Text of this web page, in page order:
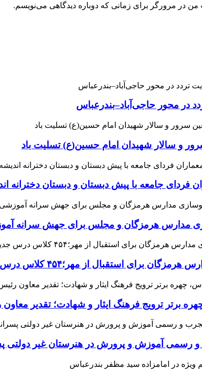
من در مرورگر برای زمانی که دوباره دیدگاهی می‌نویسم.
در محور حاجی‌آباد–بندرعباس
و سالار شهیدان امام حسین(ع) تسلیت باد
فردای جامعه با پیش دبستان و دبستان دخترانه
هرمزگان و مجلس برای جهش سرانه آموزشی شرق استان/
از مهر؛۴۵۴ کلاس درس جدید به فضای آموزشی استان افزوده می‌شود
برتر ترویج فرهنگ ایثار و شهادت؛ تقدیر
رسمی آموزش و پرورش در هنرستان غیر دولتی